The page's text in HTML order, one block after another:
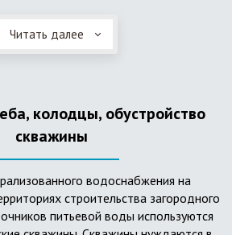
нескольких камер, соединенных
в которых происходят процессы
очистки ассенизаторской
Читать далее
колодцы, обустройство
скважины
водоснабжения на
строительства загородного
питьевой воды используются